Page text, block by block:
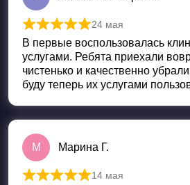
Оценка
24 мая
В первые воспользовалась
услугами. Ребята приехали
чистенько и качественно
буду теперь их услугами
М Марина Г.
14 мая